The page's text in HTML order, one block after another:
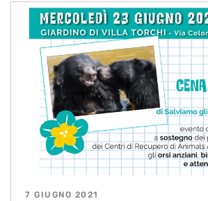
7 GIUGNO 2021